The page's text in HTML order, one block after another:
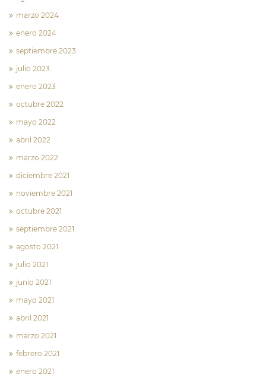
marzo 2024
enero 2024
septiembre 2023
julio 2023
enero 2023
octubre 2022
mayo 2022
abril 2022
marzo 2022
diciembre 2021
noviembre 2021
octubre 2021
septiembre 2021
agosto 2021
julio 2021
junio 2021
mayo 2021
abril 2021
marzo 2021
febrero 2021
enero 2021